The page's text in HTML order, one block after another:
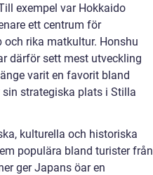
exempel var Hokkaido
ett centrum för
rika matkultur. Honshu
därför sett mest utveckling
varit en favorit bland
strategiska plats i Stilla
kulturella och historiska
populära bland turister från
ger Japans öar en